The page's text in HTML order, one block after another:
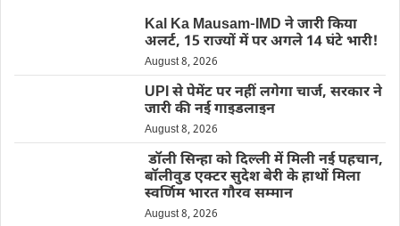
Kal Ka Mausam-IMD ने जारी किया
अलर्ट, 15 राज्यों में पर अगले 14 घंटे भारी!
August 8, 2026
UPI से पेमेंट पर नहीं लगेगा चार्ज, सरकार ने
जारी की नई गाइडलाइन
August 8, 2026
डॉली सिन्हा को दिल्ली में मिली नई पहचान,
बॉलीवुड एक्टर सुदेश बेरी के हाथों मिला
स्वर्णिम भारत गौरव सम्मान
August 8, 2026